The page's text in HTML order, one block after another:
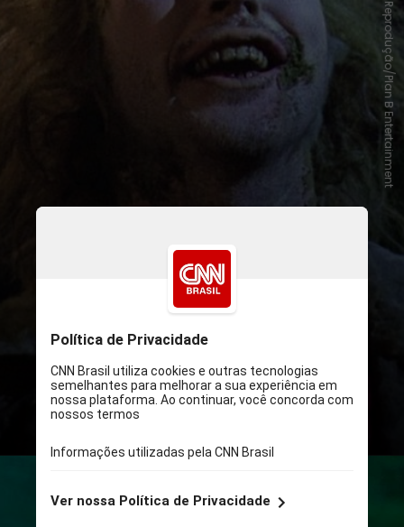
O enredo original gira em torno de
um casal de fantasmas que tenta
assustar os novos moradores de
sua antiga casa, o que acaba
atraindo o perigoso espírito
Beetlejuice
Reprodução/Plan B Entertainment